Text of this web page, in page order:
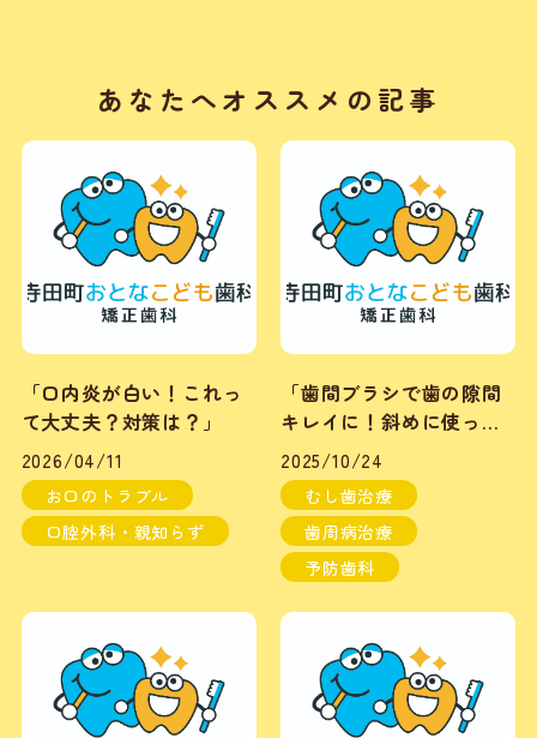
あなたへオススメの記事
「口内炎が白い！これっ
て大丈夫？対策は？」
2026/04/11
お口のトラブル
口腔外科・親知らず
「歯間ブラシで歯の隙間
キレイに！斜めに使って
失敗しないコツ」
2025/10/24
むし歯治療
歯周病治療
予防歯科